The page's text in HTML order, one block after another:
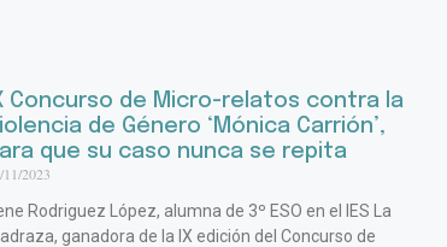
Concurso de Micro-relatos contra la
de Género ‘Mónica Carrión’,
que su caso nunca se repita
11/2023
Rodriguez López, alumna de 3º ESO en el IES La
ganadora de la IX edición del Concurso de